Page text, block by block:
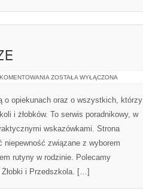
PROBLEMY
ZOSTAŁA WYŁĄCZONA
o opiekunach oraz o wszystkich, którzy
i żłobków. To serwis poradnikowy, w
wskazówkami. Strona
niepewność związane z wyborem
rutyny w rodzinie. Polecamy
i Przedszkola. […]